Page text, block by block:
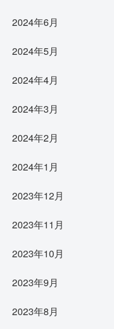
2024年6月
2024年5月
2024年4月
2024年3月
2024年2月
2024年1月
2023年12月
2023年11月
2023年10月
2023年9月
2023年8月